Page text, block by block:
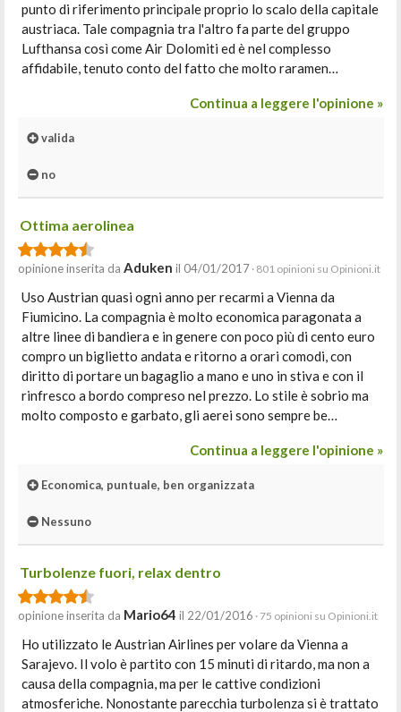
punto di riferimento principale proprio lo scalo della capitale
austriaca. Tale compagnia tra l'altro fa parte del gruppo
Lufthansa così come Air Dolomiti ed è nel complesso
affidabile, tenuto conto del fatto che molto raramen…
Continua a leggere l'opinione »
valida
no
Ottima aerolinea
opinione inserita da Aduken il 04/01/2017 · 801 opinioni su Opinioni.it
Uso Austrian quasi ogni anno per recarmi a Vienna da
Fiumicino. La compagnia è molto economica paragonata a
altre linee di bandiera e in genere con poco più di cento euro
compro un biglietto andata e ritorno a orari comodi, con
diritto di portare un bagaglio a mano e uno in stiva e con il
rinfresco a bordo compreso nel prezzo. Lo stile è sobrio ma
molto composto e garbato, gli aerei sono sempre be…
Continua a leggere l'opinione »
Economica, puntuale, ben organizzata
Nessuno
Turbolenze fuori, relax dentro
opinione inserita da Mario64 il 22/01/2016 · 75 opinioni su Opinioni.it
Ho utilizzato le Austrian Airlines per volare da Vienna a
Sarajevo. Il volo è partito con 15 minuti di ritardo, ma non a
causa della compagnia, ma per le cattive condizioni
atmosferiche. Nonostante parecchia turbolenza si è trattato